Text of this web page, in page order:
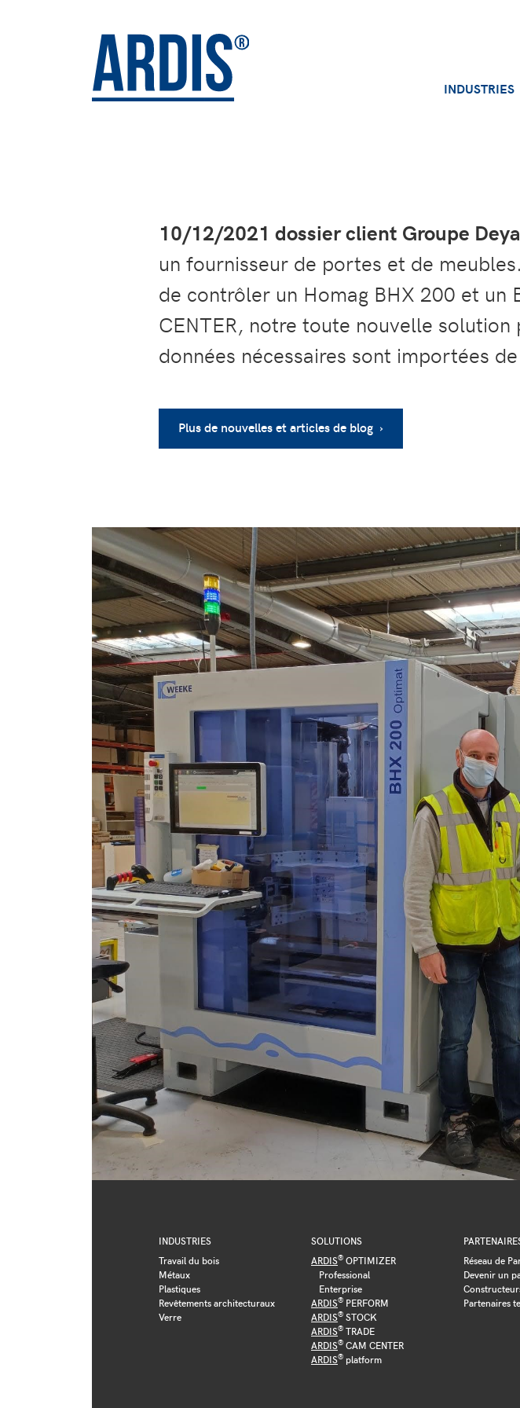
INDUSTRIES
10/12/2021 dossier client Groupe
un fournisseur de portes et de
de contrôler un Homag BHX 200 et un
CENTER, notre toute nouvelle
données nécessaires sont importées
Plus de nouvelles et articles de blog ›
INDUSTRIES
Travail du bois
Métaux
Plastiques
Revêtements architecturaux
Verre
SOLUTIONS
ARDIS® OPTIMIZER
Professional
Enterprise
ARDIS® PERFORM
ARDIS® STOCK
ARDIS® TRADE
ARDIS® CAM CENTER
ARDIS® platform
Réseau de
Devenir un
Partenaires